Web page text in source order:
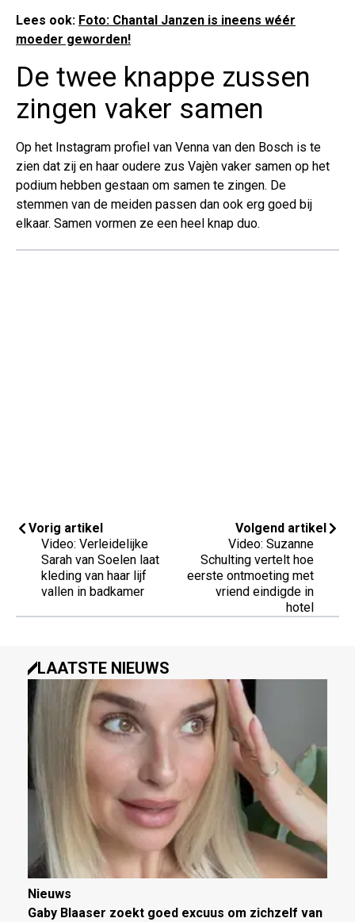
Lees ook: Foto: Chantal Janzen is ineens wéér
moeder geworden!
De twee knappe zussen
zingen vaker samen
Op het Instagram profiel van Venna van den Bosch is te
zien dat zij en haar oudere zus Vajèn vaker samen op het
podium hebben gestaan om samen te zingen. De
stemmen van de meiden passen dan ook erg goed bij
elkaar. Samen vormen ze een heel knap duo.
Vorig artikel
Video: Verleidelijke
Sarah van Soelen laat
kleding van haar lijf
vallen in badkamer
Volgend artikel
Video: Suzanne
Schulting vertelt hoe
eerste ontmoeting met
vriend eindigde in
hotel
LAATSTE NIEUWS
Nieuws
Gaby Blaaser zoekt goed excuus om zichzelf van